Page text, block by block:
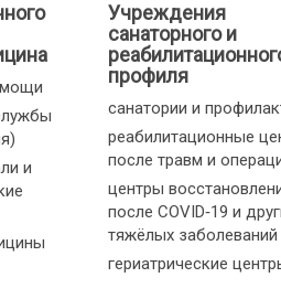
и
Учреждения
санаторного и
профиля
санатории и
реабилитационные
после травм и
центры
после COVID‑19 и
тяжёлых заболеваний
гериатрические